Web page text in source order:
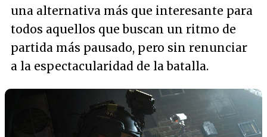
una alternativa más que interesante para
todos aquellos que buscan un ritmo de
partida más pausado, pero sin renunciar
a la espectacularidad de la batalla.